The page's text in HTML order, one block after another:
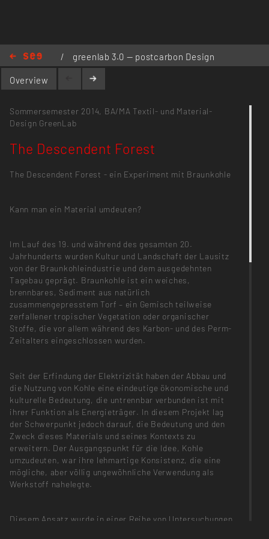
/
greenlab 3.0 — postcarbon Design
für eine zukunftsfähige Lausitz
Descendent Forest
Overview
www.silvianoronha.com
Sommersemester 2014, BA/MA Textil- und Material-
Design GreenLab
The Descendent Forest
The Descendent Forest - ein Experiment mit Braunkohle
Kann man ein Material umdeuten?
Im Lauf des 19. und während des gesamten 20.
Jahrhunderts wurden Kultur und Landschaft der Lausitz
von der Braunkohleindustrie und dem ausgedehnten
Tagebau geprägt. Braunkohle ist ein weiches,
brennbares, Sediment aus natürlich
zusammengepresstem Torf – ein Gemisch teilweise
zerfallener tropischer Vegetation oder organischer
Stoffe, die vor allem während des Karbon- und des Perm-
Zeitalters eingeschlossen wurden.
Seit der Erfindung der Elektrizität haben der Abbau und
die Nutzung von Kohle eine eindeutige ökonomische und
kulturelle Bedeutung, die untrennbar verbunden ist mit
ihrer Funktion als Energieträger. In diesem Projekt lag
der Schwerpunkt jedoch darauf, die Bedeutung und den
Zweck dieses Materials und seines Kontexts zu
erweitern. Der Ausgangspunkt für die Idee, Kohle
umzudeuten, war ihre lehmartige Konsistenz, die eine
mögliche, aber völlig ungewöhnliche Verwendung als
Werkstoff nahelegte.
Diesem Ansatz wurde in einer Reihe von Untersuchungen